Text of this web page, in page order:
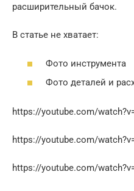
расширительный бачок.
В статье не хватает:
Фото инструмента
Фото деталей и
https://youtube.com/
https://youtube.com/
https://youtube.com/